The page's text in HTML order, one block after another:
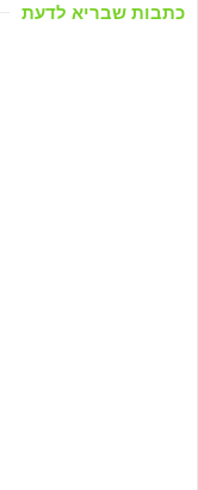
כתבות שבריא לדעת